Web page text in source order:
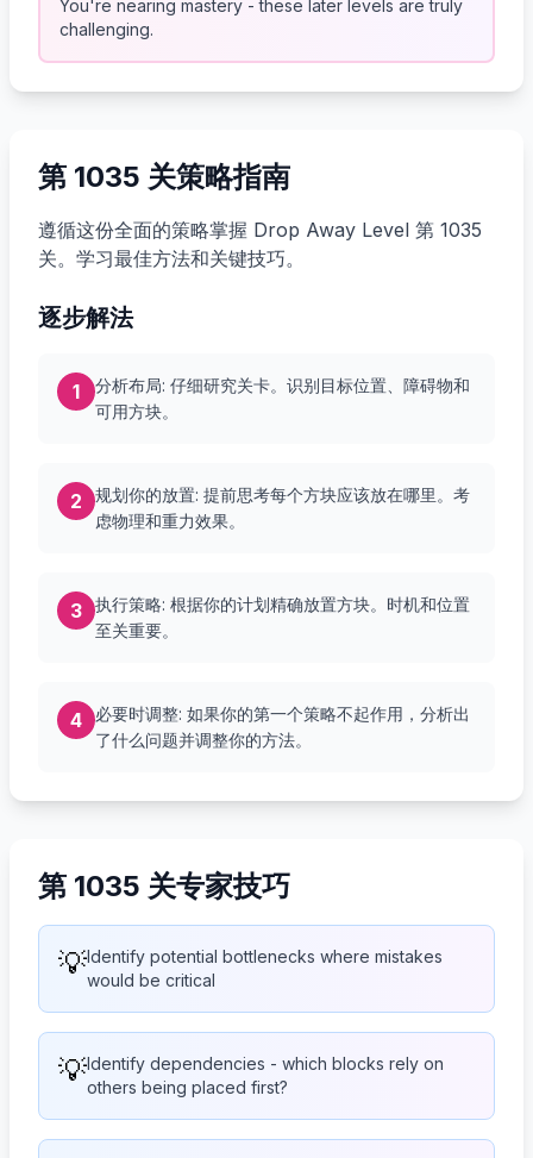
You're nearing mastery - these later levels are truly
challenging.
第 1035 关策略指南
遵循这份全面的策略掌握 Drop Away Level 第 1035
关。学习最佳方法和关键技巧。
逐步解法
1
分析布局: 仔细研究关卡。识别目标位置、障碍物和
可用方块。
2
规划你的放置: 提前思考每个方块应该放在哪里。考
虑物理和重力效果。
3
执行策略: 根据你的计划精确放置方块。时机和位置
至关重要。
4
必要时调整: 如果你的第一个策略不起作用，分析出
了什么问题并调整你的方法。
第 1035 关专家技巧
💡Identify potential bottlenecks where mistakes
would be critical
💡Identify dependencies - which blocks rely on
others being placed first?